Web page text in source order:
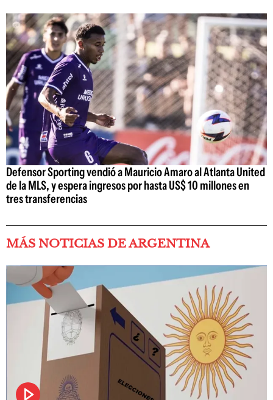
Defensor Sporting vendió a Mauricio Amaro al Atlanta United
de la MLS, y espera ingresos por hasta US$ 10 millones en
tres transferencias
MÁS NOTICIAS DE ARGENTINA